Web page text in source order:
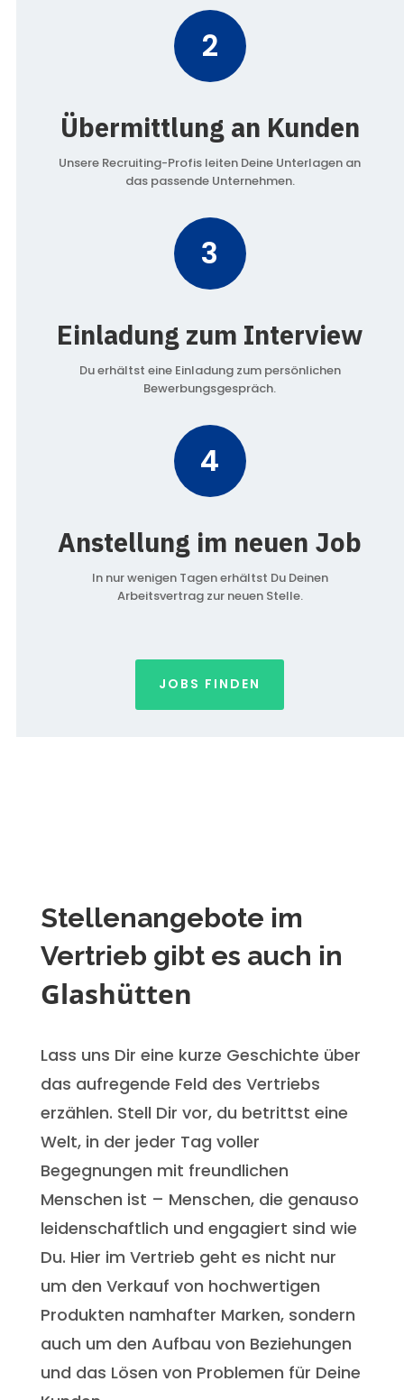
2
Übermittlung an Kunden
Unsere Recruiting-Profis leiten Deine Unterlagen an
das passende Unternehmen.
3
Einladung zum Interview
Du erhältst eine Einladung zum persönlichen
Bewerbungsgespräch.
4
Anstellung im neuen Job
In nur wenigen Tagen erhältst Du Deinen
Arbeitsvertrag zur neuen Stelle.
JOBS FINDEN
Stellenangebote im
Vertrieb gibt es auch in
Glashütten
Lass uns Dir eine kurze Geschichte über
das aufregende Feld des Vertriebs
erzählen. Stell Dir vor, du betrittst eine
Welt, in der jeder Tag voller
Begegnungen mit freundlichen
Menschen ist – Menschen, die genauso
leidenschaftlich und engagiert sind wie
Du. Hier im Vertrieb geht es nicht nur
um den Verkauf von hochwertigen
Produkten namhafter Marken, sondern
auch um den Aufbau von Beziehungen
und das Lösen von Problemen für Deine